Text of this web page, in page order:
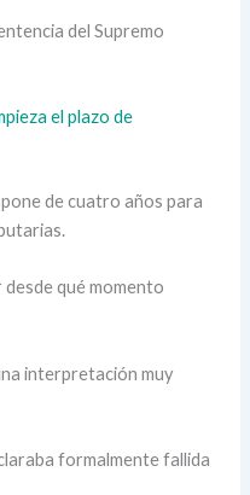
del Supremo
el plazo de
de cuatro años para
qué momento
interpretación muy
formalmente fallida